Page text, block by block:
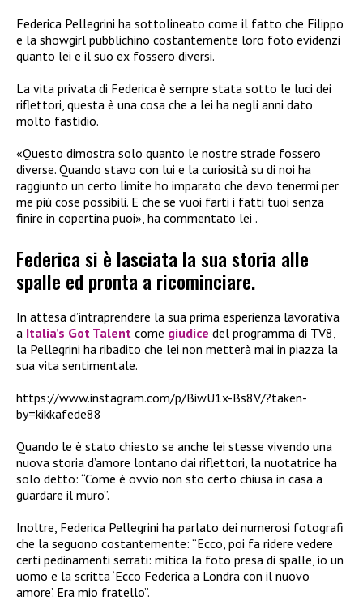
Federica Pellegrini ha sottolineato come il fatto che Filippo
e la showgirl pubblichino costantemente loro foto evidenzi
quanto lei e il suo ex fossero diversi.
La vita privata di Federica è sempre stata sotto le luci dei
riflettori, questa è una cosa che a lei ha negli anni dato
molto fastidio.
«Questo dimostra solo quanto le nostre strade fossero
diverse. Quando stavo con lui e la curiosità su di noi ha
raggiunto un certo limite ho imparato che devo tenermi per
me più cose possibili. E che se vuoi farti i fatti tuoi senza
finire in copertina puoi», ha commentato lei .
Federica si è lasciata la sua storia alle
spalle ed pronta a ricominciare.
In attesa d’intraprendere la sua prima esperienza lavorativa
a Italia’s Got Talent come giudice del programma di TV8,
la Pellegrini ha ribadito che lei non metterà mai in piazza la
sua vita sentimentale.
https://www.instagram.com/p/BiwU1x-Bs8V/?taken-
by=kikkafede88
Quando le è stato chiesto se anche lei stesse vivendo una
nuova storia d’amore lontano dai riflettori, la nuotatrice ha
solo detto: “Come è ovvio non sto certo chiusa in casa a
guardare il muro”.
Inoltre, Federica Pellegrini ha parlato dei numerosi fotografi
che la seguono costantemente: “Ecco, poi fa ridere vedere
certi pedinamenti serrati: mitica la foto presa di spalle, io un
uomo e la scritta ‘Ecco Federica a Londra con il nuovo
amore’. Era mio fratello”.